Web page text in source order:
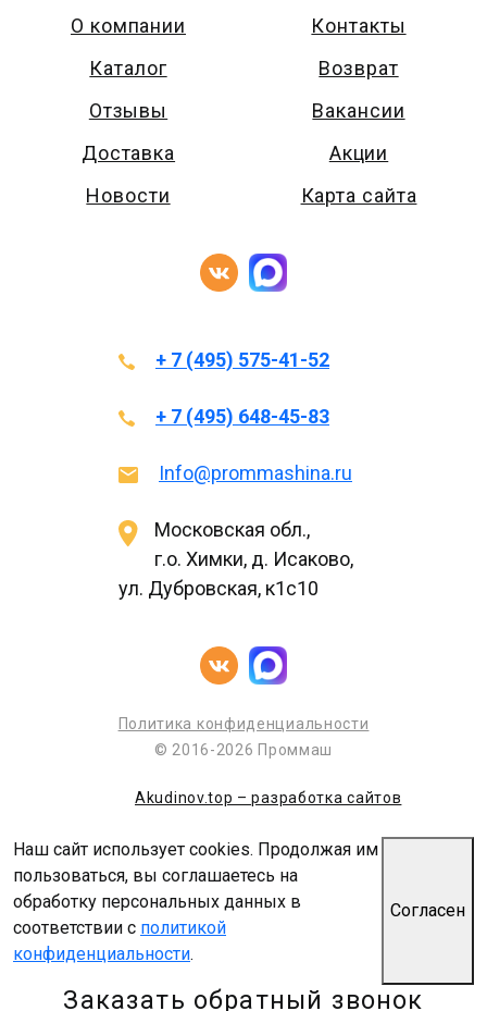
О компании
Каталог
Отзывы
Доставка
Новости
Контакты
Возврат
Вакансии
Акции
Карта сайта
+ 7 (495) 575-41-52
+ 7 (495) 648-45-83
Info@prommashina.ru
Московская обл.,
г.о. Химки, д. Исаково,
ул. Дубровская, к1с10
Политика конфиденциальности
© 2016-2026 Проммаш
Akudinov.top – разработка сайтов
Наш сайт использует cookies. Продолжая им
пользоваться, вы соглашаетесь на
обработку персональных данных в
соответствии с политикой
конфиденциальности.
Согласен
Заказать обратный звонок